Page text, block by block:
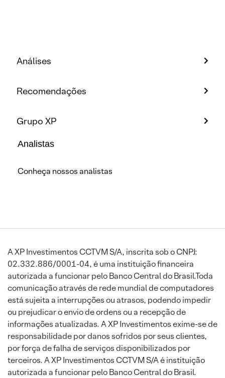
Análises
Recomendações
Grupo XP
Analistas
Conheça nossos analistas
A XP Investimentos CCTVM S/A, inscrita sob o CNPJ:
02.332.886/0001-04, é uma instituição financeira
autorizada a funcionar pelo Banco Central do Brasil.Toda
comunicação através de rede mundial de computadores
está sujeita a interrupções ou atrasos, podendo impedir
ou prejudicar o envio de ordens ou a recepção de
informações atualizadas. A XP Investimentos exime-se de
responsabilidade por danos sofridos por seus clientes,
por força de falha de serviços disponibilizados por
terceiros. A XP Investimentos CCTVM S/A é instituição
autorizada a funcionar pelo Banco Central do Brasil.